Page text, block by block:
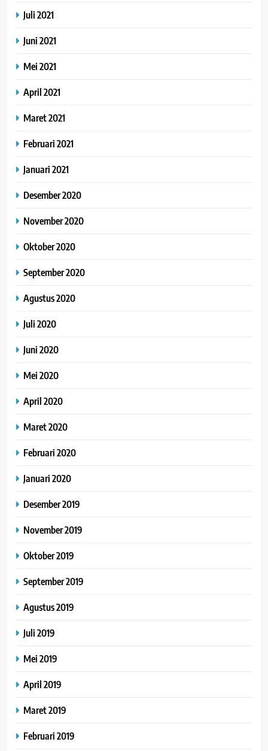
Juli 2021
Juni 2021
Mei 2021
April 2021
Maret 2021
Februari 2021
Januari 2021
Desember 2020
November 2020
Oktober 2020
September 2020
Agustus 2020
Juli 2020
Juni 2020
Mei 2020
April 2020
Maret 2020
Februari 2020
Januari 2020
Desember 2019
November 2019
Oktober 2019
September 2019
Agustus 2019
Juli 2019
Mei 2019
April 2019
Maret 2019
Februari 2019